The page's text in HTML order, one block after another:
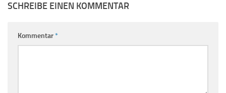
SCHREIBE EINEN KOMMENTAR
Kommentar*